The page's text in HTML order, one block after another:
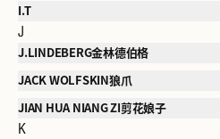
I.T
J
J.LINDEBERG金林德伯格
JACK WOLFSKIN狼爪
JIAN HUA NIANG ZI剪花娘子
K